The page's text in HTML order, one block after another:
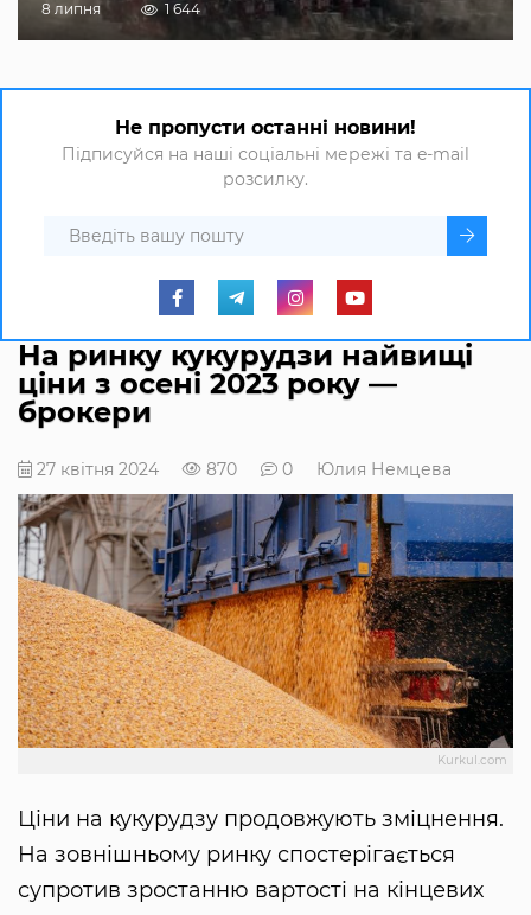
8 липня 1 644
Не пропусти останні новини!
Підписуйся на наші соціальні мережі та e-mail
розсилку.
На ринку кукурудзи найвищі
ціни з осені 2023 року —
брокери
27 квітня 2024 870 0 Юлия Немцева
Kurkul.com
Ціни на кукурудзу продовжують зміцнення.
На зовнішньому ринку спостерігається
супротив зростанню вартості на кінцевих